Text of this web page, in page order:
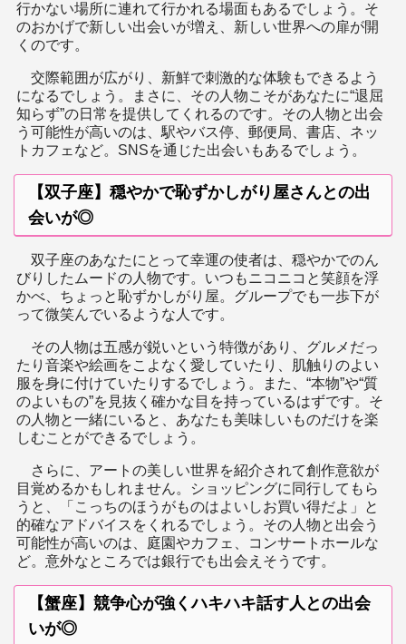
行かない場所に連れて行かれる場面もあるでしょう。そ
のおかげで新しい出会いが増え、新しい世界への扉が開
くのです。
交際範囲が広がり、新鮮で刺激的な体験もできるよう
になるでしょう。まさに、その人物こそがあなたに“退屈
知らず”の日常を提供してくれるのです。その人物と出会
う可能性が高いのは、駅やバス停、郵便局、書店、ネッ
トカフェなど。SNSを通じた出会いもあるでしょう。
【双子座】穏やかで恥ずかしがり屋さんとの出
会いが◎
双子座のあなたにとって幸運の使者は、穏やかでのん
びりしたムードの人物です。いつもニコニコと笑顔を浮
かべ、ちょっと恥ずかしがり屋。グループでも一歩下が
って微笑んでいるような人です。
その人物は五感が鋭いという特徴があり、グルメだっ
たり音楽や絵画をこよなく愛していたり、肌触りのよい
服を身に付けていたりするでしょう。また、“本物”や“質
のよいもの”を見抜く確かな目を持っているはずです。そ
の人物と一緒にいると、あなたも美味しいものだけを楽
しむことができるでしょう。
さらに、アートの美しい世界を紹介されて創作意欲が
目覚めるかもしれません。ショッピングに同行してもら
うと、「こっちのほうがものはよいしお買い得だよ」と
的確なアドバイスをくれるでしょう。その人物と出会う
可能性が高いのは、庭園やカフェ、コンサートホールな
ど。意外なところでは銀行でも出会えそうです。
【蟹座】競争心が強くハキハキ話す人との出会
いが◎